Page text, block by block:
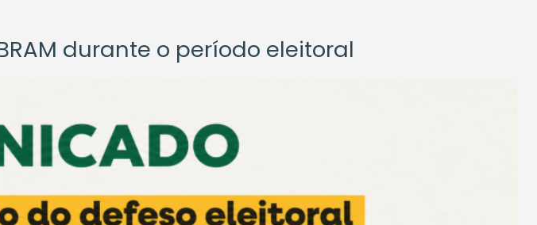
durante o período eleitoral